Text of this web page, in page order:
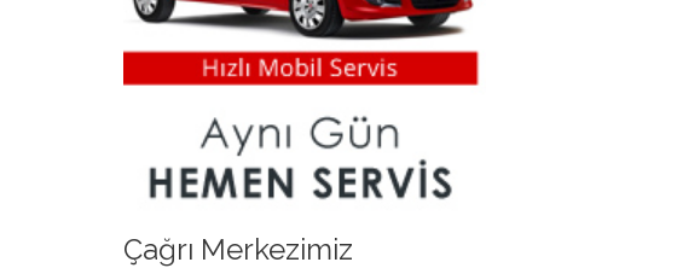
Çağrı Merkezimiz